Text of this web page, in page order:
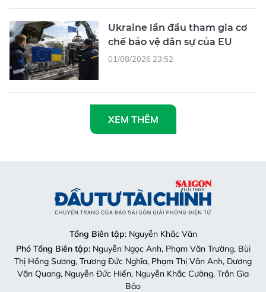
Ukraine lần đầu tham gia cơ
chế bảo vệ dân sự của EU
01/08/2026 23:52
XEM THÊM
Tổng Biên tập: Nguyễn Khắc Văn
Phó Tổng Biên tập:Nguyễn Ngọc Anh, Phạm Văn Trường, Bùi
Thị Hồng Sương, Trương Đức Nghĩa, Phạm Thị Vân Anh, Dương
Văn Quang, Nguyễn Đức Hiển, Nguyễn Khắc Cường, Trần Gia
Bảo